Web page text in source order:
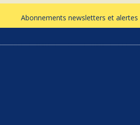
Abonnements newsletters et alertes